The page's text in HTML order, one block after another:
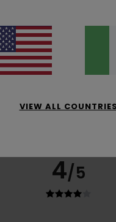
giugno 2026
Rapporto qualità-prezzo:
4/5
VIEW ALL COUNTRIES